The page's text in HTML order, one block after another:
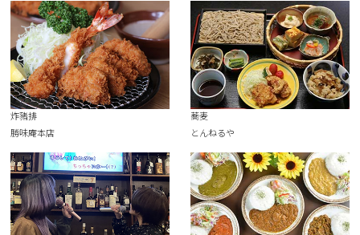
炸豬排
勝味庵本店
蕎麦
とんねるや